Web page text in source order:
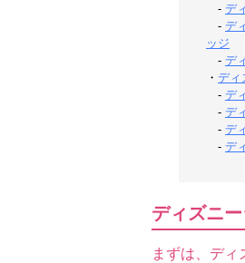
- デ
- デ
ッジ
- デ
・ ディ
- デ
- デ
- デ
- デ
ディズニ
まずは、ディ